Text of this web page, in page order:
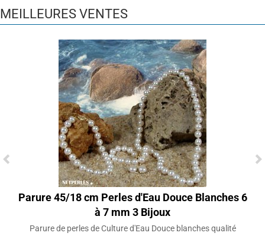
MEILLEURES VENTES
Parure 45/18 cm Perles d'Eau Douce Blanches 6
à 7 mm 3 Bijoux
Parure de perles de Culture d'Eau Douce blanches qualité